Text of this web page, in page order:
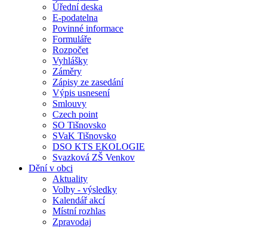
Úřední deska
E-podatelna
Povinné informace
Formuláře
Rozpočet
Vyhlášky
Záměry
Zápisy ze zasedání
Výpis usnesení
Smlouvy
Czech point
SO Tišnovsko
SVaK Tišnovsko
DSO KTS EKOLOGIE
Svazková ZŠ Venkov
Dění v obci
Aktuality
Volby - výsledky
Kalendář akcí
Místní rozhlas
Zpravodaj